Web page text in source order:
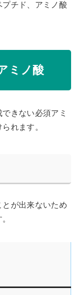
チド、アミノ酸
ミノ酸
できない必須アミ
れます。
が出来ないため